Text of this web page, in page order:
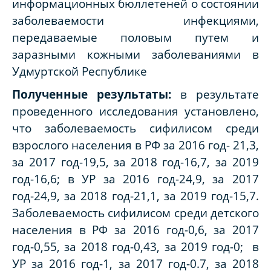
информационных бюллетеней о состоянии
заболеваемости инфекциями,
передаваемые половым путем и
заразными кожными заболеваниями в
Удмуртской Республике
Полученные результаты: в результате
проведенного исследования установлено,
что заболеваемость сифилисом среди
взрослого населения в РФ за 2016 год- 21,3,
за 2017 год-19,5, за 2018 год-16,7, за 2019
год-16,6; в УР за 2016 год-24,9, за 2017
год-24,9, за 2018 год-21,1, за 2019 год-15,7.
Заболеваемость сифилисом среди детского
населения в РФ за 2016 год-0,6, за 2017
год-0,55, за 2018 год-0,43, за 2019 год-0; в
УР за 2016 год-1, за 2017 год-0.7, за 2018